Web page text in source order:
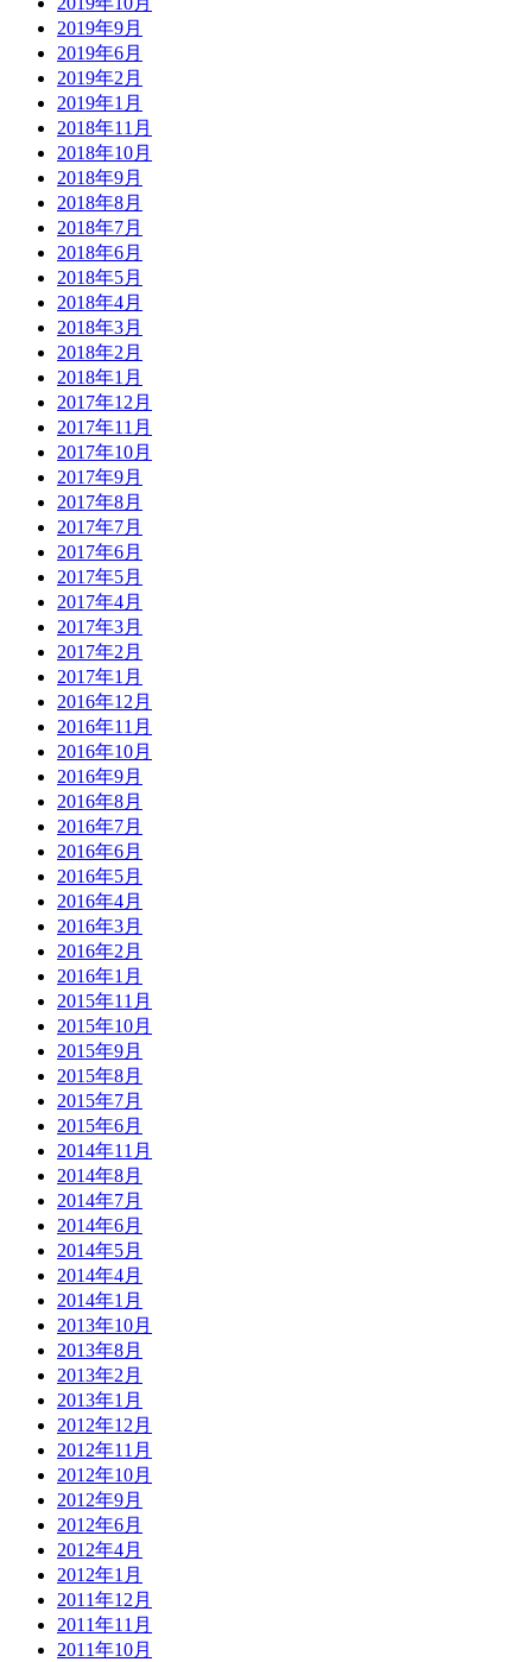
2019年9月
2019年6月
2019年2月
2019年1月
2018年11月
2018年10月
2018年9月
2018年8月
2018年7月
2018年6月
2018年5月
2018年4月
2018年3月
2018年2月
2018年1月
2017年12月
2017年11月
2017年10月
2017年9月
2017年8月
2017年7月
2017年6月
2017年5月
2017年4月
2017年3月
2017年2月
2017年1月
2016年12月
2016年11月
2016年10月
2016年9月
2016年8月
2016年7月
2016年6月
2016年5月
2016年4月
2016年3月
2016年2月
2016年1月
2015年11月
2015年10月
2015年9月
2015年8月
2015年7月
2015年6月
2014年11月
2014年8月
2014年7月
2014年6月
2014年5月
2014年4月
2014年1月
2013年10月
2013年8月
2013年2月
2013年1月
2012年12月
2012年11月
2012年10月
2012年9月
2012年6月
2012年4月
2012年1月
2011年12月
2011年11月
2011年10月